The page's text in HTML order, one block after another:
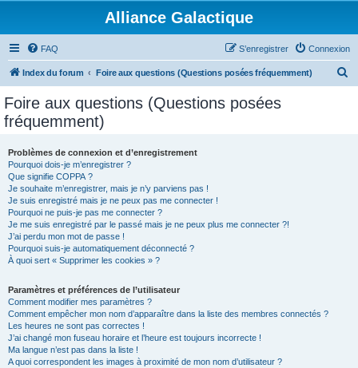
Alliance Galactique
FAQ Connexion
S’enregistrer
Index du forum Foire aux questions (Questions posées fréquemment)
Foire aux questions (Questions posées
fréquemment)
Problèmes de connexion et d’enregistrement
Pourquoi dois-je m’enregistrer ?
Que signifie COPPA ?
Je souhaite m’enregistrer, mais je n’y parviens pas !
Je suis enregistré mais je ne peux pas me connecter !
Pourquoi ne puis-je pas me connecter ?
Je me suis enregistré par le passé mais je ne peux plus me connecter ?!
J’ai perdu mon mot de passe !
Pourquoi suis-je automatiquement déconnecté ?
À quoi sert « Supprimer les cookies » ?
Paramètres et préférences de l’utilisateur
Comment modifier mes paramètres ?
Comment empêcher mon nom d’apparaître dans la liste des membres connectés ?
Les heures ne sont pas correctes !
J’ai changé mon fuseau horaire et l’heure est toujours incorrecte !
Ma langue n’est pas dans la liste !
A quoi correspondent les images à proximité de mon nom d’utilisateur ?